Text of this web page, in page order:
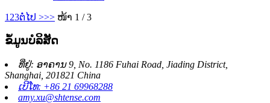
1 23ຕໍ່ໄປ >>> ໜ້າ 1 / 3
ຂໍ້ມູນບໍລິສັດ
ທີ່ຢູ່: ອາຄານ 9, No. 1186 Fuhai Road, Jiading District,
Shanghai, 201821 China
ເບີໂທ: +86 21 69968288
amy.xu@shtense.com